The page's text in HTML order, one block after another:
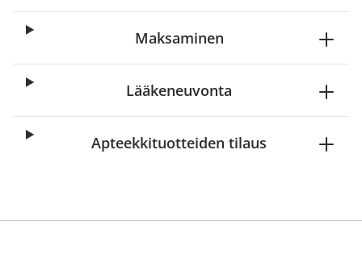
Maksaminen
Lääkeneuvonta
Apteekkituotteiden tilaus